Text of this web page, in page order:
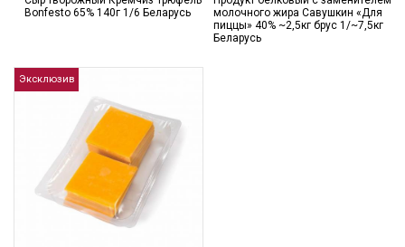
Bonfesto 65% 140г 1/6 Беларусь
молочного жира Савушкин «Для
пиццы» 40% ~2,5кг брус 1/~7,5кг
Беларусь
Эксклюзив